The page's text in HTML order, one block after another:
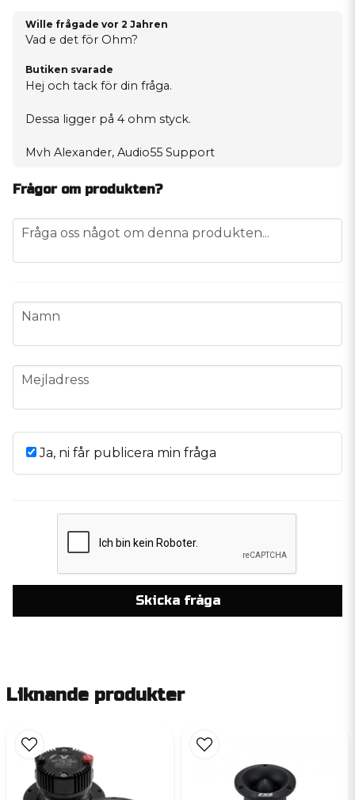
Wille frågade vor 2 Jahren
Vad e det för Ohm?
Butiken svarade
Hej och tack för din fråga.
Dessa ligger på 4 ohm styck.
Mvh Alexander, Audio55 Support
Frågor om produkten?
question
Fråga oss något om denna produkten...
name
Namn
email
Mejladress
Ja, ni får publicera min fråga
Skicka fråga
Liknande produkter